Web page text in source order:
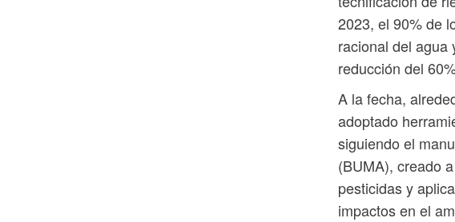
2023, el 90% de
racional del agua
reducción del
A la fecha,
adoptado
siguiendo el
(BUMA), creado
pesticidas y
impactos en el